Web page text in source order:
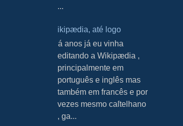
...
Wikipædia, até logo
H á anos já eu vinha
editando a Wikipædia ,
principalmente em
português e inglês mas
também em francês e por
vezes mesmo caſtelhano
, ga...